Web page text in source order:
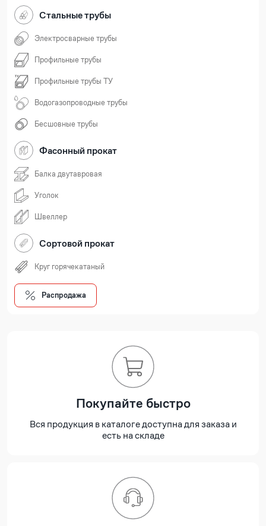
Стальные трубы
Электросварные трубы
Профильные трубы
Профильные трубы ТУ
Водогазопроводные трубы
Бесшовные трубы
Фасонный прокат
Балка двутавровая
Уголок
Швеллер
Сортовой прокат
Круг горячекатаный
Распродажа
Покупайте быстро
Вся продукция в каталоге доступна для заказа и
есть на складе